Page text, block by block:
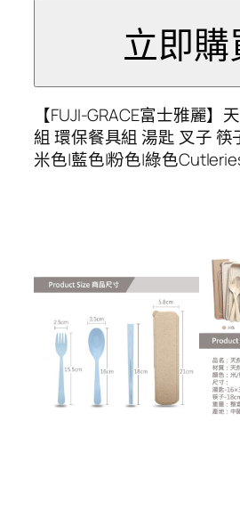
【FUJI-GRACE富士雅麗】
組 環保餐具組 湯匙 叉子
米色|藍色|粉色|綠色